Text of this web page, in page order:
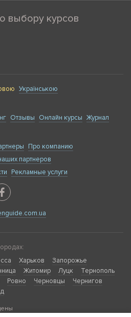
выбору курсов
Українською
Отзывы Онлайн курсы Журнал
Про компанию
партнеров
Рекламные услуги
Харьков
Запорожье
Житомир Луцк
Тернополь
Ровно Черновцы
Чернигов